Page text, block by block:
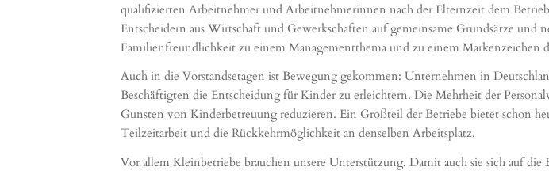
qualifizierten Arbeitnehmer und Arbeitnehmerinnen nach der Elternzeit dem
Entscheidern aus Wirtschaft und Gewerkschaften auf gemeinsame Grundsätze
Familienfreundlichkeit zu einem Managementthema und zu einem Markenzeichen
Auch in die Vorstandsetagen ist Bewegung gekommen: Unternehmen in
Beschäftigten die Entscheidung für Kinder zu erleichtern. Die Mehrheit der
Gunsten von Kinderbetreuung reduzieren. Ein Großteil der Betriebe bietet schon
Teilzeitarbeit und die Rückkehrmöglichkeit an denselben Arbeitsplatz.
Vor allem Kleinbetriebe brauchen unsere Unterstützung. Damit auch sie sich auf